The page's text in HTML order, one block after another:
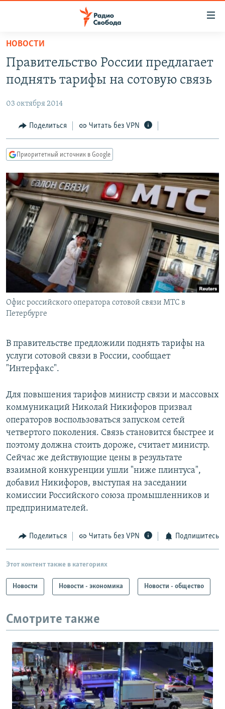
упрощенного
доступа
основному
Вернутся
главной
навигации
Вернутся
поиску
ПОДКАСТЫ
АВТОРСКИЕ ПРОЕКТЫ
ЦИТАТЫ СВОБОДЫ
МНЕНИЯ
IDEL.РЕАЛИИ
КАВКАЗ.РЕАЛИИ
СЕВЕР.РЕАЛИИ
СИБИРЬ.РЕАЛИИ
РАСПИСАНИЕ ВЕЩАНИЯ
ПОДПИШИТЕСЬ НА РАССЫЛКУ
СОЦИАЛЬНЫЕ СЕТИ
Все сайты РСЕ/РС
НОВОСТИ
Правительство России предлагает
поднять тарифы на сотовую связь
03 октября 2014
Поделиться Читать без VPN
Приоритетный источник в Google
Офис российского оператора сотовой связи МТС в
Петербурге
В правительстве предложили поднять тарифы на
услуги сотовой связи в России, сообщает
"Интерфакс".
Для повышения тарифов министр связи и массовых
коммуникаций Николай Никифоров призвал
операторов воспользоваться запуском сетей
четвертого поколения. Связь становится быстрее и
поэтому должна стоить дороже, считает министр.
Сейчас же действующие цены в результате
взаимной конкуренции ушли "ниже плинтуса",
добавил Никифоров, выступая на заседании
комиссии Российского союза промышленников и
предпринимателей.
Поделиться Читать без VPN Подпишитесь
Этот контент также в категориях
Новости Новости - экономика Новости - общество
Смотрите также